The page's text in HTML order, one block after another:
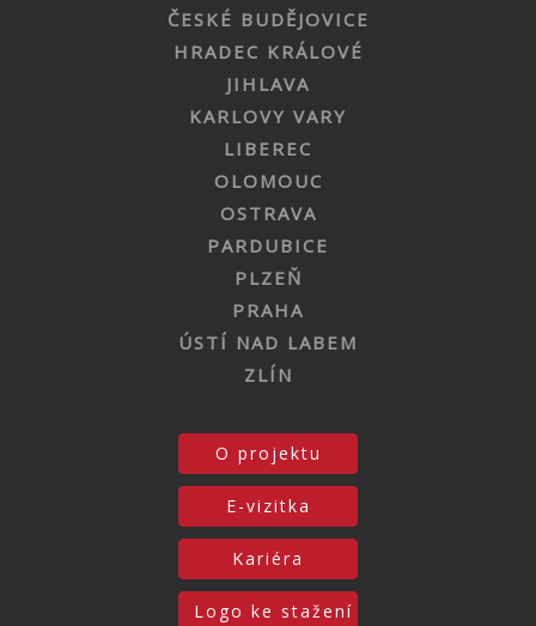
ČESKÉ BUDĚJOVICE
HRADEC KRÁLOVÉ
JIHLAVA
KARLOVY VARY
LIBEREC
OLOMOUC
OSTRAVA
PARDUBICE
PLZEŇ
PRAHA
ÚSTÍ NAD LABEM
ZLÍN
O projektu
E-vizitka
Kariéra
Logo ke stažení